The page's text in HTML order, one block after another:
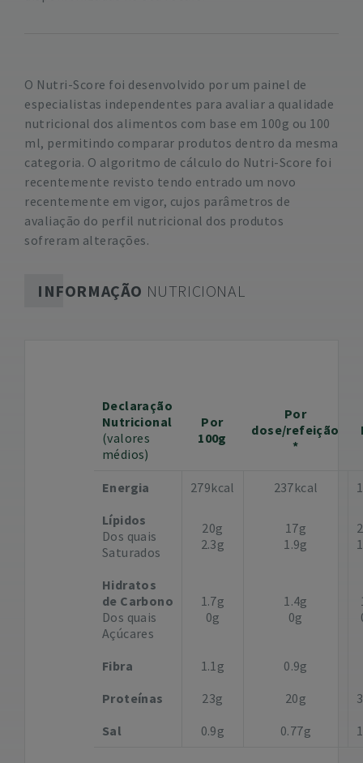
O Nutri-Score foi desenvolvido por um painel de
especialistas independentes para avaliar a qualidade
nutricional dos alimentos com base em 100g ou 100
ml, permitindo comparar produtos dentro da mesma
categoria. O algoritmo de cálculo do Nutri-Score foi
recentemente revisto tendo entrado um novo
recentemente em vigor, cujos parâmetros de
avaliação do perfil nutricional dos produtos
sofreram alterações.
INFORMAÇÃO NUTRICIONAL
Declaração
Nutricional
(valores
médios)
Por
100g
Por
dose/refeição
*
Energia 279kcal 237kcal
Lípidos
Dos quais
Saturados
20g
2.3g
17g
1.9g
Hidratos
de Carbono
Dos quais
Açúcares
1.7g
0g
1.4g
0g
Fibra 1.1g
0.9g
Proteínas
23g 20g
Sal
0.9g 0.77g